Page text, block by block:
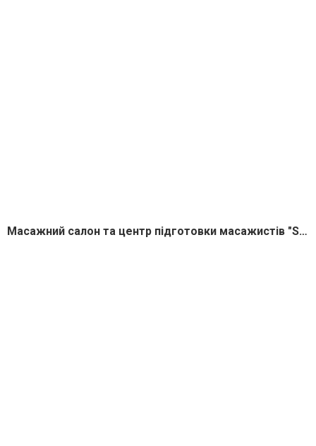
Масажний салон та центр підготовки масажистів "Sunrise"